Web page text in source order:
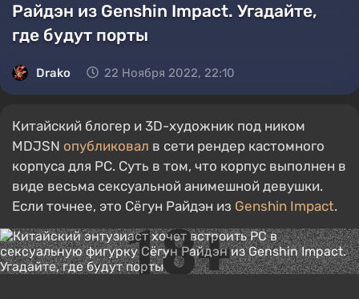
Райдэн из Genshin Impact. Угадайте,
где будут порты
Drako 22 Ноября 2022, 22:10
Китайский блогер и 3D-художник под ником
MDJSN опубликовал в сети рендер кастомного
корпуса для PC. Суть в том, что корпус выполнен в
виде весьма сексуальной анимешной девушки.
Если точнее, это Сёгун Райдэн из Genshin Impact.